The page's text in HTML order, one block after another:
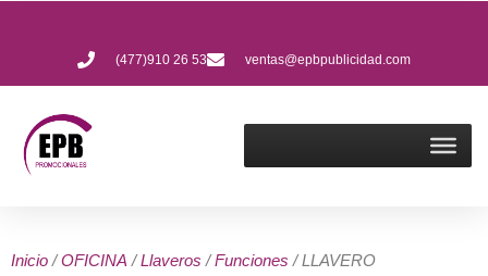
(477)910 26 53 ventas@epbpublicidad.com
Inicio /OFICINA /Llaveros /Funciones / LLAVERO